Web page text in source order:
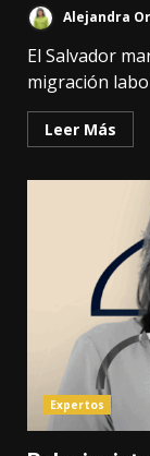
Alejandra
El Salvador
migración
Leer Más
Expertos